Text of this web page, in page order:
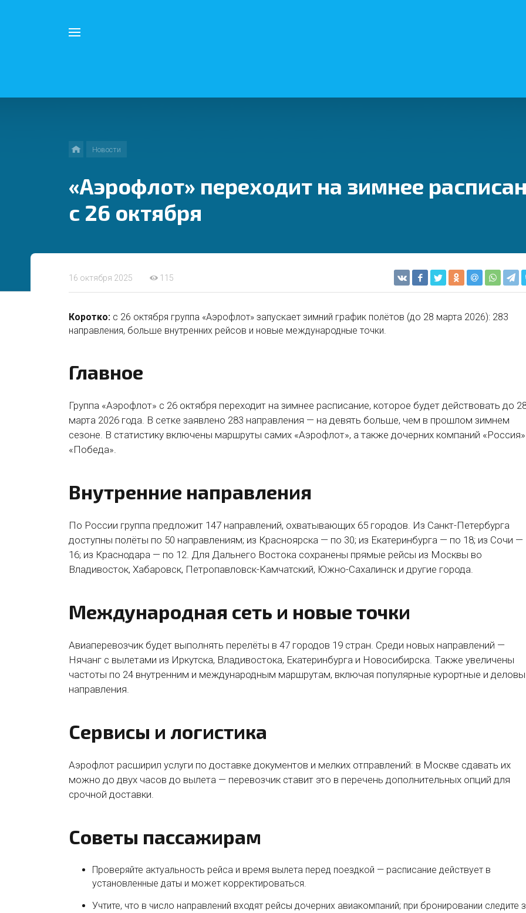
Новости
«Аэрофлот» переходит на зимнее
с 26 октября
16 октября 2025 115
Коротко: с 26 октября группа «Аэрофлот» запускает зимний график полётов (до 28 марта 2026): 283
направления, больше внутренних рейсов и новые международные точки.
Главное
Группа «Аэрофлот» с 26 октября переходит на зимнее расписание, которое будет действовать до
марта 2026 года. В сетке заявлено 283 направления — на девять больше, чем в прошлом зимнем
сезоне. В статистику включены маршруты самих «Аэрофлот», а также дочерних компаний
«Победа».
Внутренние направления
По России группа предложит 147 направлений, охватывающих 65 городов. Из Санкт-Петербурга
доступны полёты по 50 направлениям; из Красноярска — по 30; из Екатеринбурга — по 18; из Сочи —
16; из Краснодара — по 12. Для Дальнего Востока сохранены прямые рейсы из Москвы во
Владивосток, Хабаровск, Петропавловск-Камчатский, Южно-Сахалинск и другие города.
Международная сеть и новые точки
Авиаперевозчик будет выполнять перелёты в 47 городов 19 стран. Среди новых направлений —
Нячанг с вылетами из Иркутска, Владивостока, Екатеринбурга и Новосибирска. Также увеличены
частоты по 24 внутренним и международным маршрутам, включая популярные курортные и
направления.
Сервисы и логистика
Аэрофлот расширил услуги по доставке документов и мелких отправлений: в Москве сдавать их
можно до двух часов до вылета — перевозчик ставит это в перечень дополнительных опций для
срочной доставки.
Советы пассажирам
Проверяйте актуальность рейса и время вылета перед поездкой — расписание действует в
установленные даты и может корректироваться.
Учтите, что в число направлений входят рейсы дочерних авиакомпаний; при бронировании следите